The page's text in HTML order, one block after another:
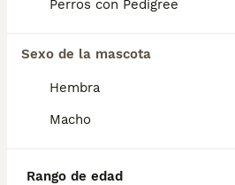
Perros con Pedigree
Sexo de la mascota
Hembra
Macho
Rango de edad
¿Es agresivo un
un galgo y un